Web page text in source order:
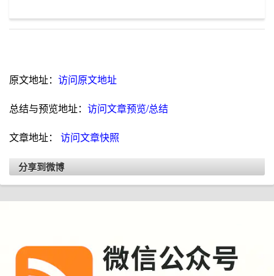
原文地址： 访问原文地址
总结与预览地址： 访问文章预览/总结
文章地址： 访问文章快照
分享到微博